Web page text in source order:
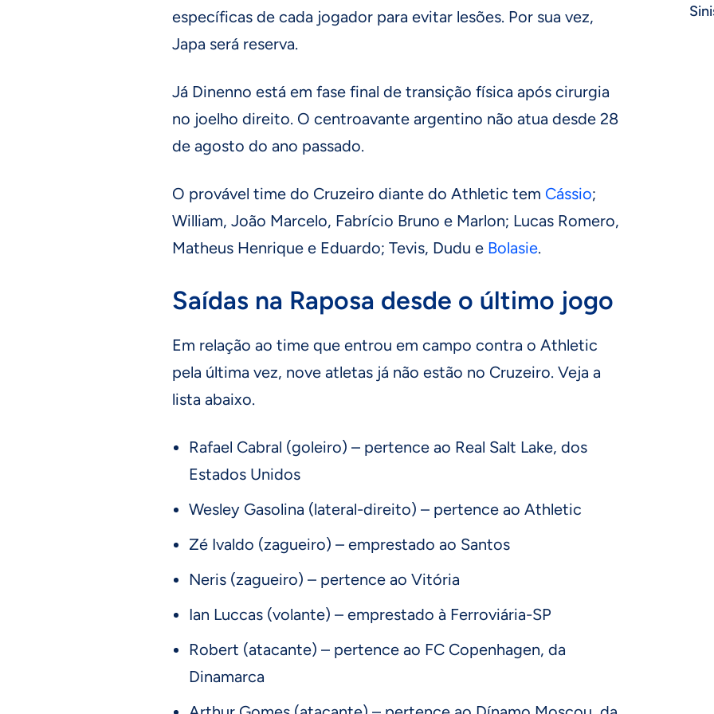
específicas de cada jogador para evitar lesões. Por sua vez,
Japa será reserva.
Já Dinenno está em fase final de transição física após cirurgia
no joelho direito. O centroavante argentino não atua desde 28
de agosto do ano passado.
O provável time do Cruzeiro diante do Athletic tem Cássio;
William, João Marcelo, Fabrício Bruno e Marlon; Lucas Romero,
Matheus Henrique e Eduardo; Tevis, Dudu e Bolasie.
Saídas na Raposa desde o último jogo
Em relação ao time que entrou em campo contra o Athletic
pela última vez, nove atletas já não estão no Cruzeiro. Veja a
lista abaixo.
Rafael Cabral (goleiro) – pertence ao Real Salt Lake, dos
Estados Unidos
Wesley Gasolina (lateral-direito) – pertence ao Athletic
Zé Ivaldo (zagueiro) – emprestado ao Santos
Neris (zagueiro) – pertence ao Vitória
Ian Luccas (volante) – emprestado à Ferroviária-SP
Robert (atacante) – pertence ao FC Copenhagen, da
Dinamarca